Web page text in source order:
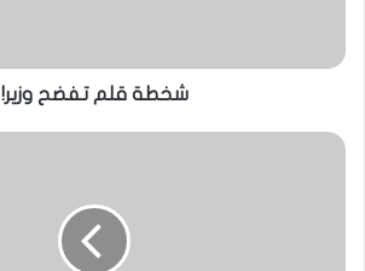
شخطة قلم تفضح وزير!